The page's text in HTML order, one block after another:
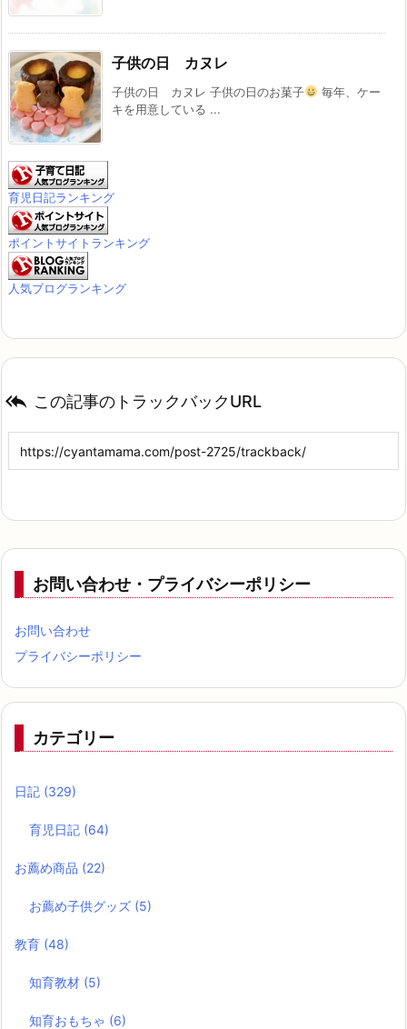
子供の日 カヌレ
子供の日 カヌレ 子供の日のお菓子
毎年、ケー
キを用意している ...
育児日記ランキング
ポイントサイトランキング
人気ブログランキング
 この記事のトラックバックURL
お問い合わせ・プライバシーポリシー
お問い合わせ
プライバシーポリシー
カテゴリー
日記 (329)
育児日記 (64)
お薦め商品 (22)
お薦め子供グッズ (5)
教育 (48)
知育教材 (5)
知育おもちゃ (6)